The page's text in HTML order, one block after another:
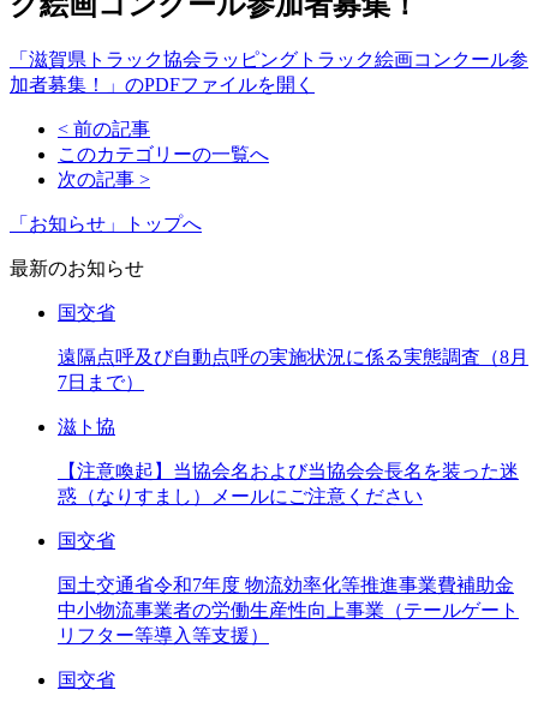
「滋賀県トラック協会ラッピングトラック絵画コンクール参
加者募集！」のPDFファイルを開く
< 前の記事
このカテゴリーの一覧へ
次の記事 >
「お知らせ」トップへ
最新のお知らせ
国交省
遠隔点呼及び自動点呼の実施状況に係る実態調査（8月
7日まで）
滋ト協
【注意喚起】当協会名および当協会会長名を装った迷
惑（なりすまし）メールにご注意ください
国交省
国土交通省令和7年度 物流効率化等推進事業費補助金
中小物流事業者の労働生産性向上事業（テールゲート
リフター等導入等支援）
国交省